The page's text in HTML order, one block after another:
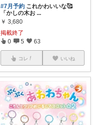
#7月予約 これかわいいな🥰
「かしの木お ...
￥ 3,680
掲載終了
0 5 63
コレ いいね